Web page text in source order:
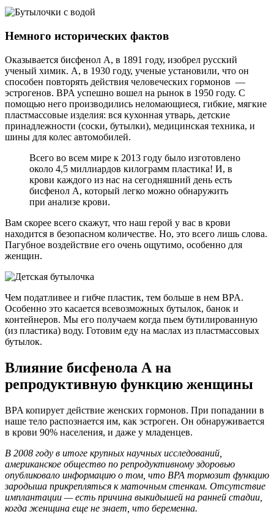
Немного исторических фактов
Оказывается бисфенол A, в 1891 году, изобрел русский
ученый химик. А, в 1930 году, ученые установили, что он
способен повторять действия человеческих гормонов —
эстрогенов. BPA успешно вошел на рынок в 1950 году. С
помощью него производились неломающиеся, гибкие, мягкие
пластмассовые изделия: вся кухонная утварь, детские
принадлежности (соски, бутылки), медицинская техника, и
шины для колес автомобилей.
Всего во всем мире к 2013 году было изготовлено
около 4,5 миллиардов килограмм пластика! И, в
крови каждого из нас на сегодняшний день есть
бисфенол А, который легко можно обнаружить
при анализе крови.
Вам скорее всего скажут, что наш герой у вас в крови
находится в безопасном количестве. Но, это всего лишь слова.
Пагубное воздействие его очень ощутимо, особенно для
женщин.
Чем податливее и гибче пластик, тем больше в нем BPA.
Особенно это касается всевозможных бутылок, банок и
контейнеров. Мы его получаем когда пьем бутилированную
(из пластика) воду. Готовим еду на маслах из пластмассовых
бутылок.
Влияние бисфенола А на
репродуктивную функцию женщины
BPA копирует действие женских гормонов. При попадании в
наше тело распознается им, как эстроген. Он обнаруживается
в крови 90% населения, и даже у младенцев.
В 2008 году в итоге крупных научных исследований,
американское общество по репродуктивному здоровью
опубликовало информацию о том, что BPA тормозит функцию
зародыша прикрепляться к маточным стенкам. Отсутствие
имплантации — есть причина выкидышей на ранней стадии,
когда женщина еще не знает, что беременна.